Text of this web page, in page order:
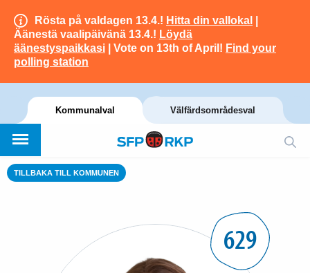
Rösta på valdagen 13.4.! Hitta din vallokal
Äänestä vaalipäivänä 13.4.! Löydä
äänestyspaikkasi | Vote on 13th of April! Find your
polling station
Kommunalval Välfärdsområdesval
TILLBAKA TILL KOMMUNEN
629